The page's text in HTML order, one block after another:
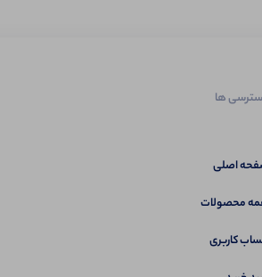
ها
اصلی
محصولات
کاربری